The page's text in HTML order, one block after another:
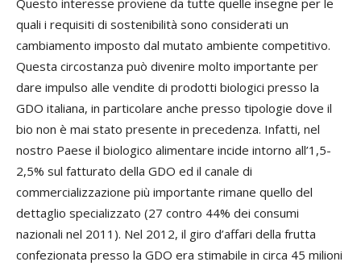
Questo interesse proviene da tutte quelle insegne per le
quali i requisiti di sostenibilità sono considerati un
cambiamento imposto dal mutato ambiente competitivo.
Questa circostanza può divenire molto importante per
dare impulso alle vendite di prodotti biologici presso la
GDO italiana, in particolare anche presso tipologie dove il
bio non è mai stato presente in precedenza. Infatti, nel
nostro Paese il biologico alimentare incide intorno all’1,5-
2,5% sul fatturato della GDO ed il canale di
commercializzazione più importante rimane quello del
dettaglio specializzato (27 contro 44% dei consumi
nazionali nel 2011). Nel 2012, il giro d’affari della frutta
confezionata presso la GDO era stimabile in circa 45 milioni